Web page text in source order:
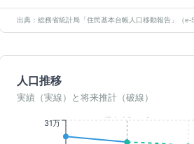
出典：総務省統計局「住民基本台帳人口移動報告」（
人口推移
実績（実線）と将来推計（破線）
31万